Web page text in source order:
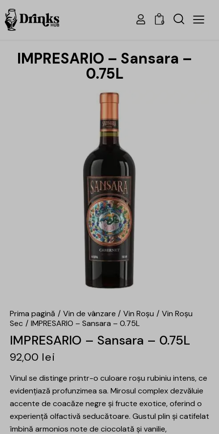
0
IMPRESARIO – Sansara –
0.75L
Prima pagină Vin de vânzare Vin Roșu
Vin Roșu
Sec
IMPRESARIO – Sansara – 0.75L
IMPRESARIO – Sansara – 0.75L
92,00 lei
Vinul se distinge printr-o culoare roșu rubiniu intens, ce
evidențiază profunzimea sa. Mirosul complex dezvăluie
accente de coacăze negre și fructe exotice, oferind o
experiență olfactivă seducătoare. Gustul plin și catifelat
îmbină armonios note de ciocolată și vanilie,